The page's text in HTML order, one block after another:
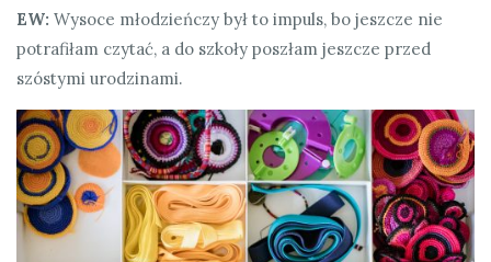
EW: Wysoce młodzieńczy był to impuls, bo jeszcze nie
potrafiłam czytać, a do szkoły poszłam jeszcze przed
szóstymi urodzinami.